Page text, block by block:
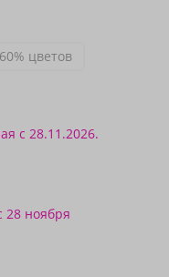
цветов
с 28.11.2026.
28 ноября